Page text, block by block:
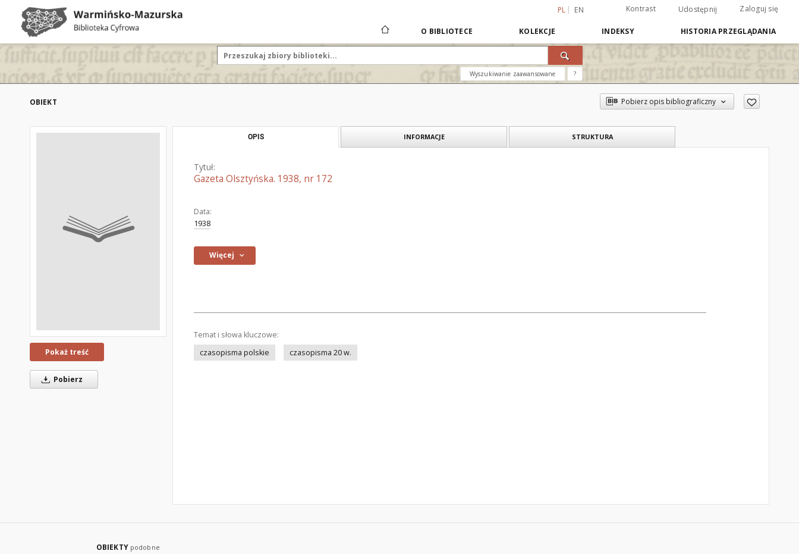
PL EN Kontrast Udostępnij Zaloguj się
O BIBLIOTECE KOLEKCJE INDEKSY HISTORIA PRZEGLĄDANIA
Wyszukiwanie zaawansowane ?
OBIEKT Pobierz opis bibliograficzny
Pokaż treść
Pobierz
OPIS INFORMACJE STRUKTURA
Tytuł:
Gazeta Olsztyńska. 1938, nr 172
Data:
1938
Więcej
Temat i słowa kluczowe:
czasopisma polskie
czasopisma 20 w.
OBIEKTY podobne